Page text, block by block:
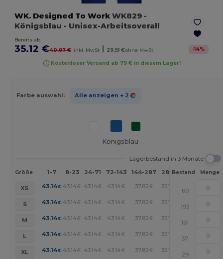
WK. Designed To Work WK829 -
Königsblau - Unisex-Arbeitsoverall
Bereits ab
35.12 €40.97 € inkl. MwSt | 29.51 €ohne MwSt -14%
Kostenloser Versand ab 79 € in diesem Lager!
Farbe auswahl: Alle anzeigen + 2
Königsblau
Lagerbestand in 3 Monate
Größe 1-7 8-23 24-71 72-143 144-287 288 + Mehr
Bestand Menge
XS 43.14€ 43.14 € 43.14€ 43.14 € 37.82€ 35.12 +
60
S
43.14€ 43.14 € 43.14€ 43.14 € 37.82€ 35.12 +
193
M
43.14€ 43.14 € 43.14€ 43.14 € 37.82€ 35.12
161
L
43.14€ 43.14 € 43.14€ 43.14 € 37.82€ 35.12
37
XL
43.14€ 43.14 € 43.14€ 43.14 € 37.82€ 35.12 +
29